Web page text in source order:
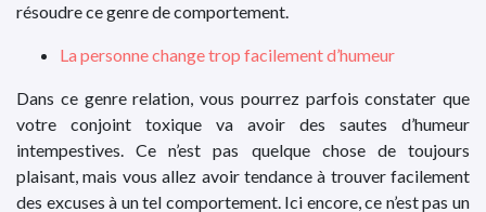
résoudre ce genre de comportement.
La personne change trop facilement d’humeur
Dans ce genre relation, vous pourrez parfois constater que
votre conjoint toxique va avoir des sautes d’humeur
intempestives. Ce n’est pas quelque chose de toujours
plaisant, mais vous allez avoir tendance à trouver facilement
des excuses à un tel comportement. Ici encore, ce n’est pas un